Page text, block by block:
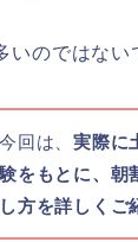
いのではない
回は、実際に
をもとに、朝
方を詳しくご